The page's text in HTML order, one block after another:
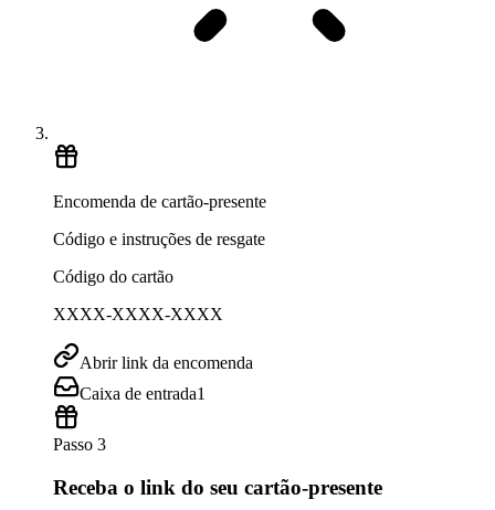
Encomenda de cartão-presente
Código e instruções de resgate
Código do cartão
XXXX-XXXX-XXXX
Abrir link da encomenda
Caixa de entrada1
Passo 3
Receba o link do seu cartão-presente